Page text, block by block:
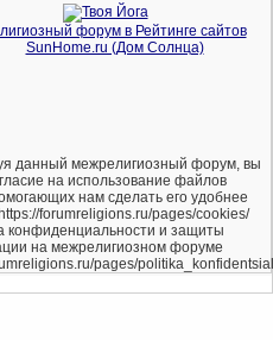
данный межрелигиозный форум, вы
на использование файлов
нам сделать его удобнее
forumreligions.ru/pages/cookies/
конфиденциальности и защиты
на межрелигиозном форуме
pages/